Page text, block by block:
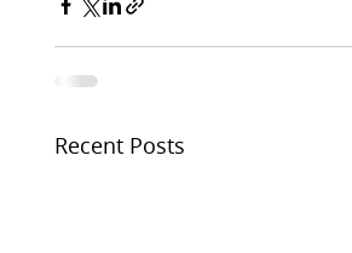
Recent Posts